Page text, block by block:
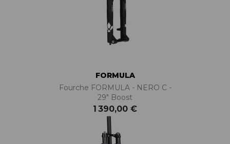
FORMULA
Fourche FORMULA - NERO C -
29" Boost
1 390,00 €